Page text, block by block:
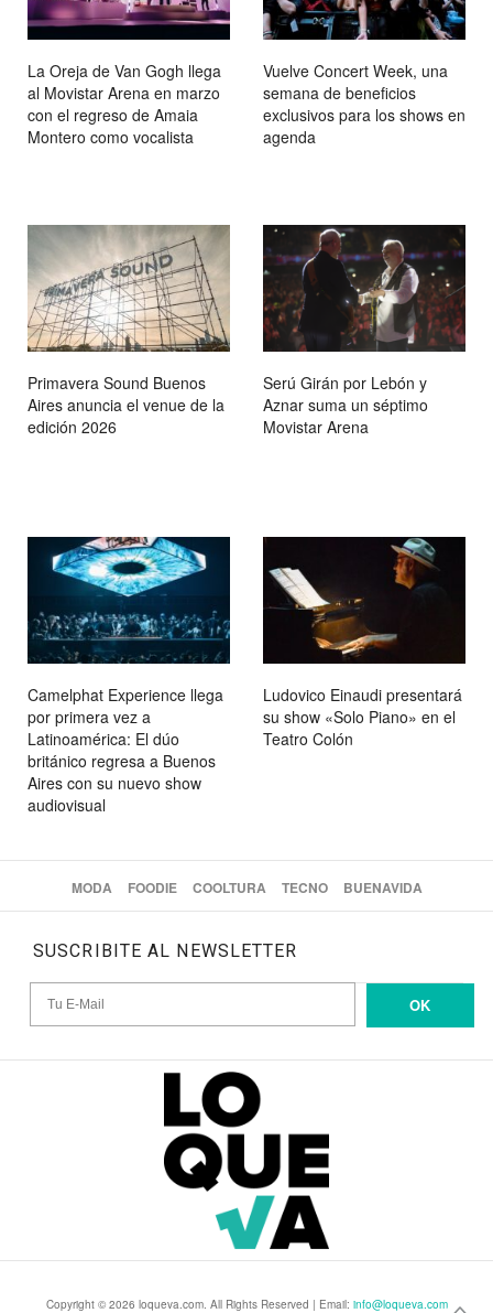
La Oreja de Van Gogh llega
al Movistar Arena en marzo
con el regreso de Amaia
Montero como vocalista
Vuelve Concert Week, una
semana de beneficios
exclusivos para los shows en
agenda
Primavera Sound Buenos
Aires anuncia el venue de la
edición 2026
Serú Girán por Lebón y
Aznar suma un séptimo
Movistar Arena
Camelphat Experience llega
por primera vez a
Latinoamérica: El dúo
británico regresa a Buenos
Aires con su nuevo show
audiovisual
Ludovico Einaudi presentará
su show «Solo Piano» en el
Teatro Colón
MODA FOODIE COOLTURA TECNO BUENAVIDA
SUSCRIBITE AL NEWSLETTER
OK
Copyright © 2026 loqueva.com. All Rights Reserved | Email: info@loqueva.com